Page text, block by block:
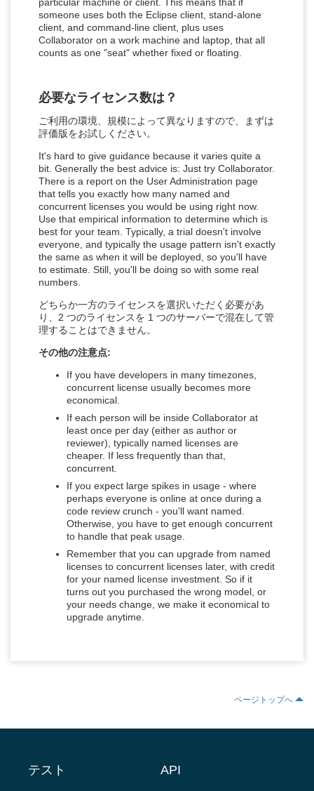
someone uses both the Eclipse client, stand-alone
client, and command-line client, plus uses
Collaborator on a work machine and laptop, that all
counts as one "seat" whether fixed or floating.
必要なライセンス数は？
ご利用の環境、規模によって異なりますので、まずは
評価版をお試しください。
It's hard to give guidance because it varies quite a
bit. Generally the best advice is: Just try Collaborator.
There is a report on the User Administration page
that tells you exactly how many named and
concurrent licenses you would be using right now.
Use that empirical information to determine which is
best for your team. Typically, a trial doesn't involve
everyone, and typically the usage pattern isn't exactly
the same as when it will be deployed, so you'll have
to estimate. Still, you'll be doing so with some real
numbers.
どちらか一方のライセンスを選択いただく必要があ
り、2 つのライセンスを 1 つのサーバーで混在して管
理することはできません。
その他の注意点:
If you have developers in many timezones,
concurrent license usually becomes more
economical.
If each person will be inside Collaborator at
least once per day (either as author or
reviewer), typically named licenses are
cheaper. If less frequently than that,
concurrent.
If you expect large spikes in usage - where
perhaps everyone is online at once during a
code review crunch - you'll want named.
Otherwise, you have to get enough concurrent
to handle that peak usage.
Remember that you can upgrade from named
licenses to concurrent licenses later, with credit
for your named license investment. So if it
turns out you purchased the wrong model, or
your needs change, we make it economical to
upgrade anytime.
ページトップへ
テスト API